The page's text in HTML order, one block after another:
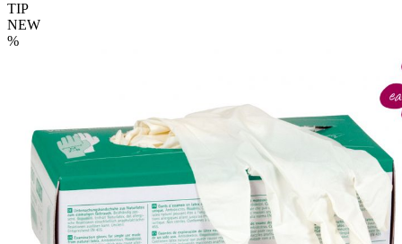
TIP
NEW
%